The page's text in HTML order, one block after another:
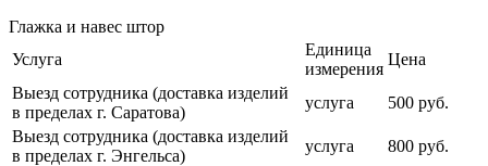
Глажка и навес штор
Услуга
Единица
измерения
Цена
Выезд сотрудника (доставка изделий
в пределах г. Саратова)
услуга
500 руб.
Выезд сотрудника (доставка изделий
в пределах г. Энгельса)
услуга
800 руб.